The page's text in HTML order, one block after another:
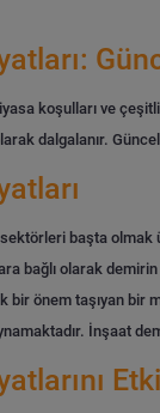
koşulları ve
dalgalanır.
başta olmak
bağlı olarak
bir önem taşıyan bir
İnşaat